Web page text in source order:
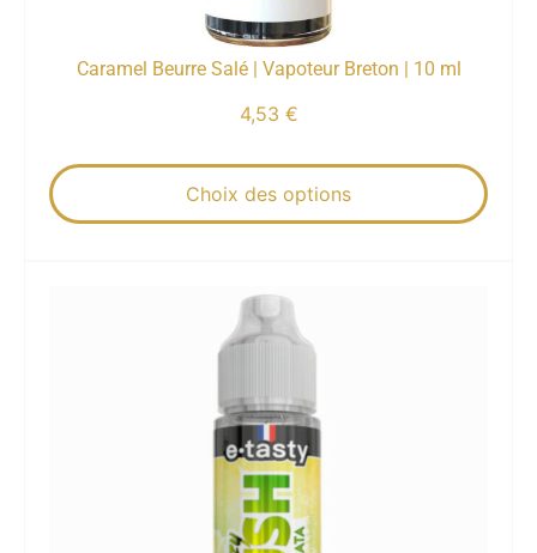
Caramel Beurre Salé | Vapoteur Breton | 10 ml
4,53 €
Choix des options